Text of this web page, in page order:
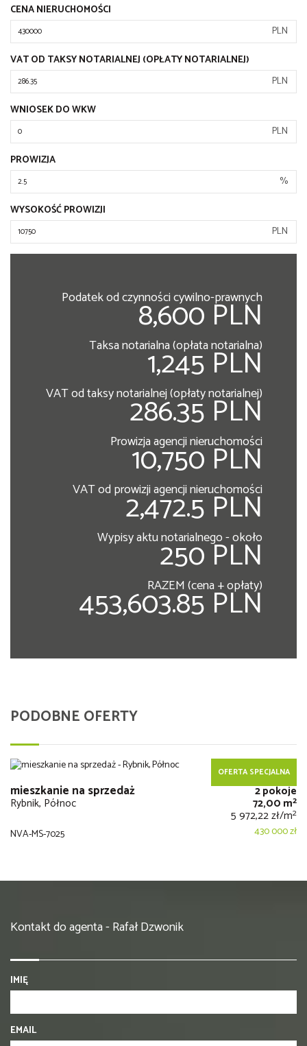
CENA NIERUCHOMOŚCI
PLN
VAT OD TAKSY NOTARIALNEJ (OPŁATY NOTARIALNEJ)
PLN
WNIOSEK DO WKW
PLN
PROWIZJA
%
WYSOKOŚĆ PROWIZJI
PLN
Podatek od czynności cywilno-prawnych
8,600 PLN
Taksa notarialna (opłata notarialna)
1,245 PLN
VAT od taksy notarialnej (opłaty notarialnej)
286.35 PLN
Prowizja agencji nieruchomości
10,750 PLN
VAT od prowizji agencji nieruchomości
2,472.5 PLN
Wypisy aktu notarialnego - około
250 PLN
RAZEM (cena + opłaty)
453,603.85 PLN
PODOBNE OFERTY
OFERTA SPECJALNA
mieszkanie na sprzedaż
Rybnik, Północ
2 pokoje
72,00 m2
5 972,22 zł/m2
NVA-MS-7025 430 000 zł
Kontakt do agenta - Rafał Dzwonik
IMIĘ
EMAIL